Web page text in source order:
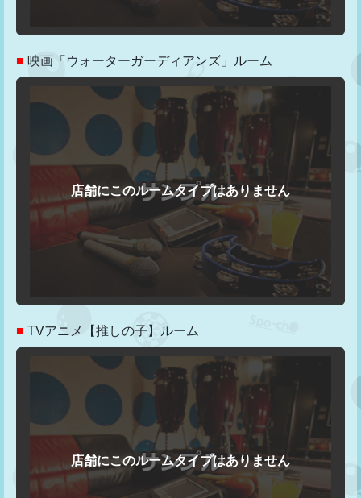
■ 映画「ウォーターガーディアンズ」ルーム
■ TVアニメ【推しの子】ルーム